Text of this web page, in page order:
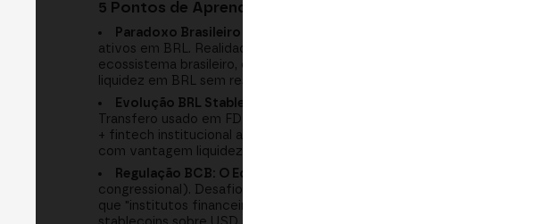
5 Pontos de Aprendizagem Chave:
Paradoxo Brasileiro 2024-2025: Selic Alto Mas Drenagem de
ativos em BRL. Realidade: corporativos massivamente usam USDT para
ecossistema brasileiro, enfraquecimento de policy monetária do BCB,
liquidez em BRL sem restringir inovação. Fonte: Antonio Sundas
Evolução BRL Stablecoins: De Exchange-Issued a Institution-
Transfero usado em FDX). Segunda ola emergente: institutional issue
+ fintech institucional aportam confiança, compliance regulatório,
com vantagem liquidez local + clearing automático + integração Pix.
Regulação BCB: O Equilíbrio Entre Inovação e Estabilidade:
congressional). Desafio: cumprir estândares internacionais
que "institutos financeiros esperam mesmo rigor e confiança que em